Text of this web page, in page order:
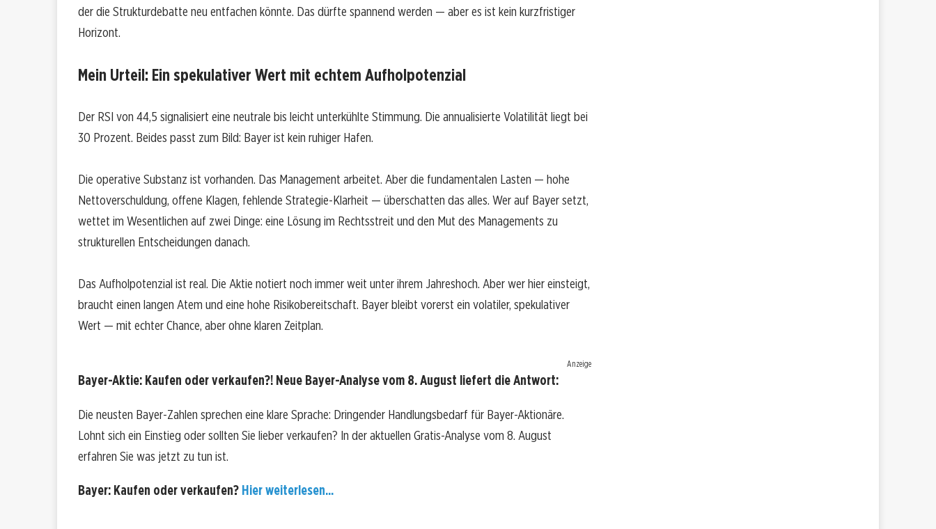
der die Strukturdebatte neu entfachen könnte. Das dürfte spannend werden — aber es ist kein kurzfristiger
Horizont.
Mein Urteil: Ein spekulativer Wert mit echtem Aufholpotenzial
Der RSI von 44,5 signalisiert eine neutrale bis leicht unterkühlte Stimmung. Die annualisierte Volatilität liegt bei
30 Prozent. Beides passt zum Bild: Bayer ist kein ruhiger Hafen.
Die operative Substanz ist vorhanden. Das Management arbeitet. Aber die fundamentalen Lasten — hohe
Nettoverschuldung, offene Klagen, fehlende Strategie-Klarheit — überschatten das alles. Wer auf Bayer setzt,
wettet im Wesentlichen auf zwei Dinge: eine Lösung im Rechtsstreit und den Mut des Managements zu
strukturellen Entscheidungen danach.
Das Aufholpotenzial ist real. Die Aktie notiert noch immer weit unter ihrem Jahreshoch. Aber wer hier einsteigt,
braucht einen langen Atem und eine hohe Risikobereitschaft. Bayer bleibt vorerst ein volatiler, spekulativer
Wert — mit echter Chance, aber ohne klaren Zeitplan.
Anzeige
Bayer-Aktie: Kaufen oder verkaufen?! Neue Bayer-Analyse vom 8. August liefert die Antwort:
Die neusten Bayer-Zahlen sprechen eine klare Sprache: Dringender Handlungsbedarf für Bayer-Aktionäre.
Lohnt sich ein Einstieg oder sollten Sie lieber verkaufen? In der aktuellen Gratis-Analyse vom 8. August
erfahren Sie was jetzt zu tun ist.
Bayer: Kaufen oder verkaufen? Hier weiterlesen...